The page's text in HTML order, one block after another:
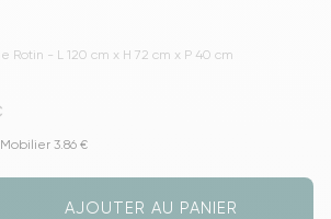
Rotin - L 120 cm x H 72 cm x P 40 cm
3.86 €
AJOUTER AU PANIER